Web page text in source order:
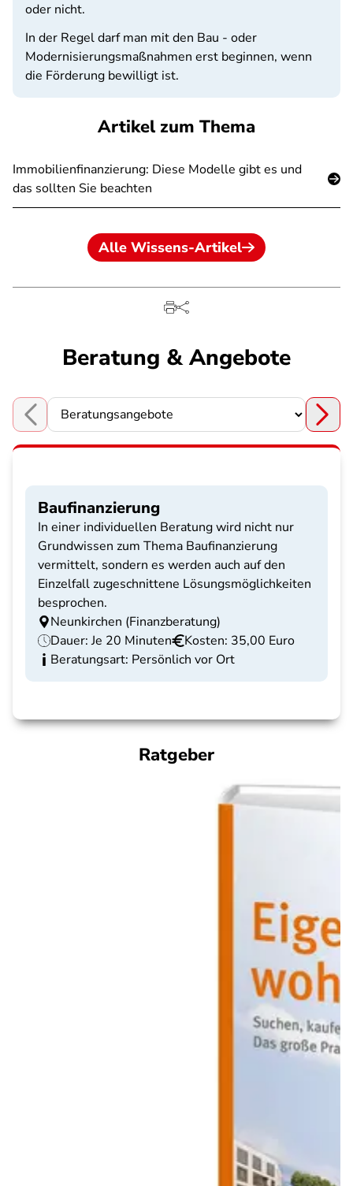
oder nicht.
In der Regel darf man mit den Bau - oder
Modernisierungsmaßnahmen erst beginnen, wenn
die Förderung bewilligt ist.
Artikel zum Thema
Immobilienfinanzierung: Diese Modelle gibt es und
das sollten Sie beachten
Alle Wissens-Artikel
Beratung & Angebote
Choose a section
Baufinanzierung
In einer individuellen Beratung wird nicht nur
Grundwissen zum Thema Baufinanzierung
vermittelt, sondern es werden auch auf den
Einzelfall zugeschnittene Lösungsmöglichkeiten
besprochen.
Neunkirchen (Finanzberatung)
Dauer: Je 20 Minuten
Kosten: 35,00 Euro
Beratungsart: Persönlich vor Ort
Ratgeber